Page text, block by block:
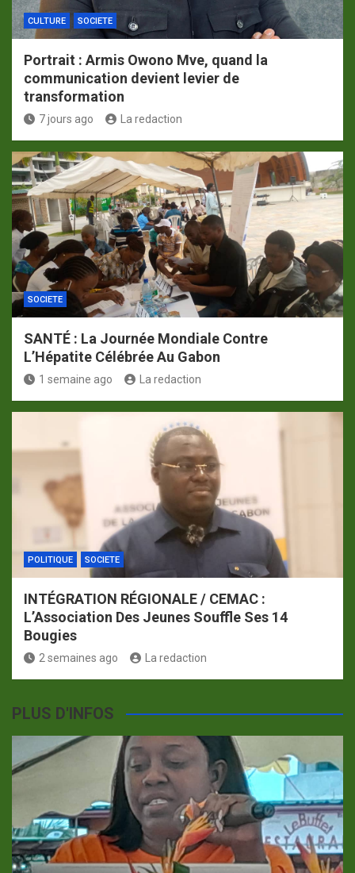
CULTURE SOCIETE
Portrait : Armis Owono Mve, quand la
communication devient levier de
transformation
7 jours ago La redaction
SOCIETE
SANTÉ : La Journée Mondiale Contre
L’Hépatite Célébrée Au Gabon
1 semaine ago La redaction
POLITIQUE SOCIETE
INTÉGRATION RÉGIONALE / CEMAC :
L’Association Des Jeunes Souffle Ses 14
Bougies
2 semaines ago La redaction
PLUS D'INFOS